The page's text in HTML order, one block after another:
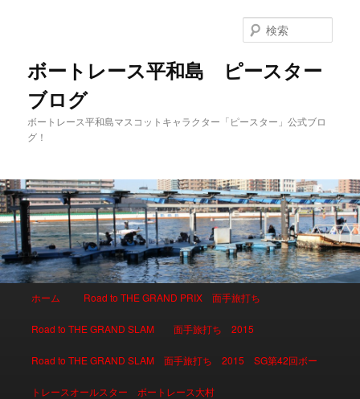
ボートレース平和島 ピースター
ブログ
ボートレース平和島マスコットキャラクター「ピースター」公式ブロ
グ！
索
メインコンテンツへ移動
サブコンテンツへ移動
ホーム Road to THE GRAND PRIX 面手旅打ち
Road to THE GRAND SLAM 面手旅打ち 2015
Road to THE GRAND SLAM 面手旅打ち 2015 SG第42回ボー
トレースオールスター ボートレース大村